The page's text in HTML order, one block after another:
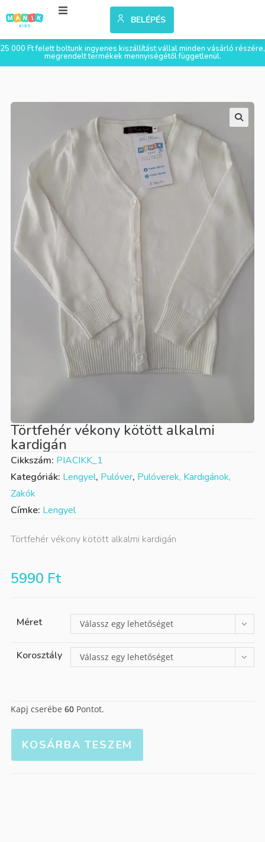
BELÉPÉS
25 000 Ft felett boltunk ingyenes kiszállítást vállal minden vásárló részére,
megrendelt termékek mennyiségétől függetlenül.
Törtfehér vékony kötött alkalmi
kardigán
Cikkszám: PIACIKK_1
Kategóriák: Lengyel, Pulóver, Pulóverek, Kardigánok,
Zakók
Címke: Lengyel
Törtfehér vékony kötött alkalmi kardigán
5990 Ft
Méret Válassz egy lehetőséget
Korosztály Válassz egy lehetőséget
Kapj cserébe 60Pontot.
KOSÁRBA TESZEM